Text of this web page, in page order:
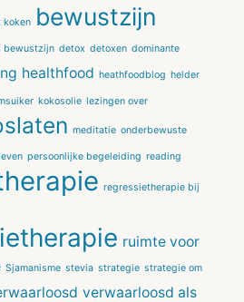
koken bewustzijn
bewustzijn detox detoxen dominante
healthfood heathfoodblog helder
kokosolie lezingen over
meditatie onderbewuste
persoonlijke begeleiding reading
regressietherapie bij
ruimte voor
Sjamanisme stevia strategie strategie om
verwaarloosd als